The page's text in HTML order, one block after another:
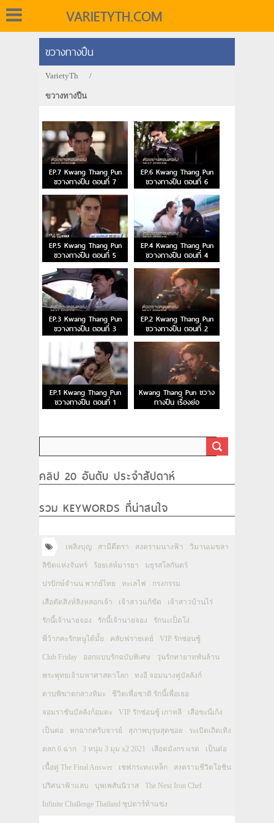
VARIETYTH.COM
ขวางทางปืน
VarietyTh /
ขวางทางปืน
EP.7 Kwang Thang Pun
ขวางทางปืน ตอนที่ 7
EP.6 Kwang Thang Pun
ขวางทางปืน ตอนที่ 6
EP.5 Kwang Thang Pun
ขวางทางปืน ตอนที่ 5
EP.4 Kwang Thang Pun
ขวางทางปืน ตอนที่ 4
EP.3 Kwang Thang Pun
ขวางทางปืน ตอนที่ 3
EP.2 Kwang Thang Pun
ขวางทางปืน ตอนที่ 2
EP.1 Kwang Thang Pun
ขวางทางปืน ตอนที่ 1
Kwang Thang Pun ขวาง
ทางปืน เรื่องย่อ
คลิป 20 อันดับ ประจำสัปดาห์
รวม KEYWORDS ที่น่าสนใจ
เพลิงบุญ สามีตีตรา สงครามนางฟ้า วิมานเมขลา
ลิขิตแห่งจันทร์ ร้อยเล่ห์มารยา มธุรสโลกันตร์
ปรปักษ์จำนน พากย์ไทย ทะเลไฟ กรงกรรม
เสือตัดสิงห์ลิงหลอกเจ้า เจ้าสาวแก้ขัด เจ้าสาวบ้านไร่
รักนี้เจ้านายจอง รักนี้เจ้านายจอง รักนะเป็ดโง่
พี่ว้ากคะรักหนูได้มั้ย คลับฟรายเดย์ VIP รักซ่อนชู้
Club Friday ออกแบบรักฉบับพิเศษ วุ่นรักทายาทพันล้าน
พระพุทธเจ้ามหาศาสดาโลก ทงอี จอมนางคู่บัลลังก์
ดาบพิฆาตกลางหิมะ ชีวิตเพื่อชาติ รักนี้เพื่อเธอ
จอมราชันบัลลังก์อมตะ VIP รักซ่อนชู้ เกาหลี เสือชะนีเก้ง
เป็นต่อ หกฉากครับจารย์ สุภาพบุรุษสุดซอย ระเบิดเถิดเทิง
ตลก 6 ฉาก 3 หนุ่ม 3 มุม x2 2021 เลือดมังกร แรด เป็นต่อ
เนื้อคู่ The Final Answer เชฟกระทะเหล็ก สงครามชีวิตโอชิน
ปริศนาฟ้าแลบ บุพเพสันนิวาส The Next Iron Chef
Infinite Challenge Thailand ซุปตาร์ท้าแข่ง